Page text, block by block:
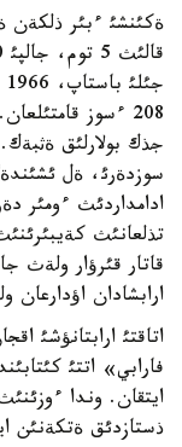
ةكئنشئ ءبئر ذلكةن
208 ءسوز
جذك بولارلئق
سوزدةرئ، ةل
تذلعانئث
قاتار قئرؤار ولةث
ارابشادان اؤدارعان
اتاقتئ ارابتانؤشئ
فارابي» اتتئ
ايتقان. وندا
ذستازدئق ةتكةنئن